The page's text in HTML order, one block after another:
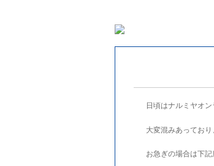
日頃はナルミヤオ
大変混みあってお
お急ぎの場合は下記